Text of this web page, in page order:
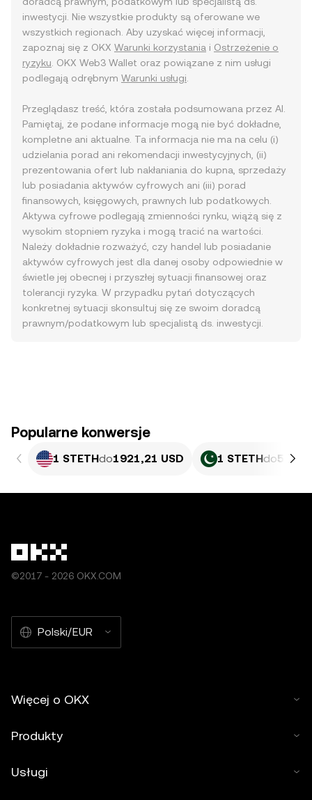
inwestycji. Nie wszystkie produkty są oferowane we
wszystkich regionach. Aby uzyskać więcej informacji,
zapoznaj się z OKX Warunki korzystania i Ostrzeżenie o
ryzyku . OKX Web3 Wallet oraz powiązane z nim usługi
podlegają odrębnym Warunki usługi
Przeglądasz treść, która została podsumowana przez AI.
Pamiętaj, że podane informacje mogą nie być dokładne,
kompletne ani aktualne. Ta informacja nie ma na celu (i)
udzielania porad ani rekomendacji inwestycyjnych, (ii)
prezentowania ofert lub nakłaniania do kupna, sprzedaży
lub posiadania aktywów cyfrowych ani (iii) porad
finansowych, księgowych, prawnych lub podatkowych.
Aktywa cyfrowe podlegają zmienności rynku, wiążą się z
wysokim stopniem ryzyka i mogą tracić na wartości.
Należy dokładnie rozważyć, czy handel lub posiadanie
aktywów cyfrowych jest dla danej osoby odpowiednie w
świetle jej obecnej i przyszłej sytuacji finansowej oraz
tolerancji ryzyka. W przypadku pytań dotyczących
konkretnej sytuacji skonsultuj się ze swoim doradcą
prawnym/podatkowym lub specjalistą ds. inwestycji.
Popularne konwersje
1 STETHdo1921,21 USD 1 STETHdo533
©2017 - 2026 OKX.COM
Polski/EUR
Więcej o OKX
Produkty
Usługi